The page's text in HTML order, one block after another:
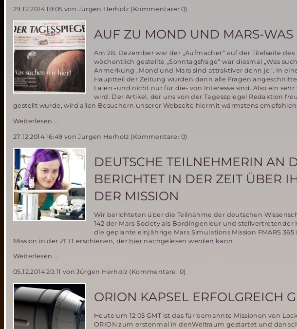
mit
3D-
Druckern
drucken
ist
keine
Utopie!
29.12.2014 18:05 von Jürgen Herholz (Kommentare: 0)
AUF ZU MOND UND MARS-
Am 28. Dezember war der „Aufmacher“ auf der Titelseite
wöchentlich gestellte „Sonntagsfrage“ war diesmal „Was
Anmerkung „Mond und Mars sind attraktiver denn je“. In
Hauptteil der Zeitung wurden dann alle Fragen
Laien -und nicht nur für die- von Interesse sind. Also ein
wird. Der Artikel, der uns von der Tagesspiegel Redaktion
gestellt wurde, wird allen Besuchern unserer Webseite hiermit wärmstens empfohlen.
Weiterlesen …
Mond
und
Mars-
was
man
dazu
wissen
sollte
27.12.2014 16:49 von Jürgen Herholz (Kommentare: 0)
DEUTSCHE TEILNEHMERIN AN
BERICHTET IN DER ZEIT ÜBER
DER MISSION
Wir berichteten über die Teilnahme der deutschen
142 der Mars Society als Bordingenieur und
die geplante einjährige Mars Simulations Mission FMARS
Mission in der ZEIT erschienen, der hier nachgelesen werden kann.
Weiterlesen …
an
der
MDRS
Mission
142
berichtet
05.12.2014 20:11 von Jürgen Herholz (Kommentare: 0)
ORION KAPSEL ERFOLGREICH
Heute um 12:05 GMT ist das für bemannte Missionen von
ORION zum erstenmal in denWeltraum gestartet und